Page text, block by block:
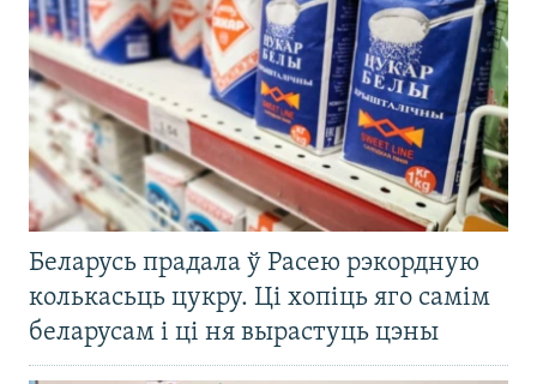
Беларусь прадала ў Расею рэкордную
колькасьць цукру. Ці хопіць яго самім
беларусам і ці ня вырастуць цэны